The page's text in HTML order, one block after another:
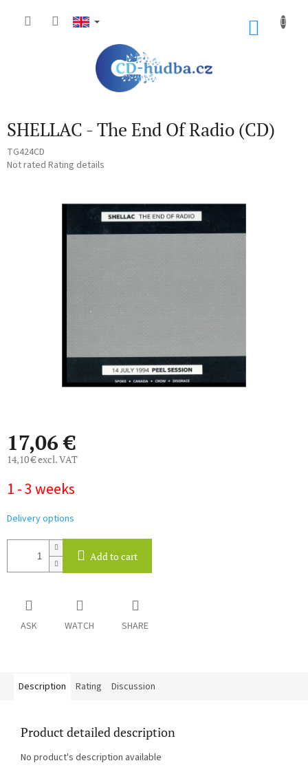
SHELLAC - The End Of Radio (CD)
TG424CD
The
Not rated Rating details
17,06 €
14,10 € excl. VAT
price:
1 - 3 weeks
Delivery options
Add to cart
ASK WATCH SHARE
Description Rating Discussion
Product detailed description
No product's description available